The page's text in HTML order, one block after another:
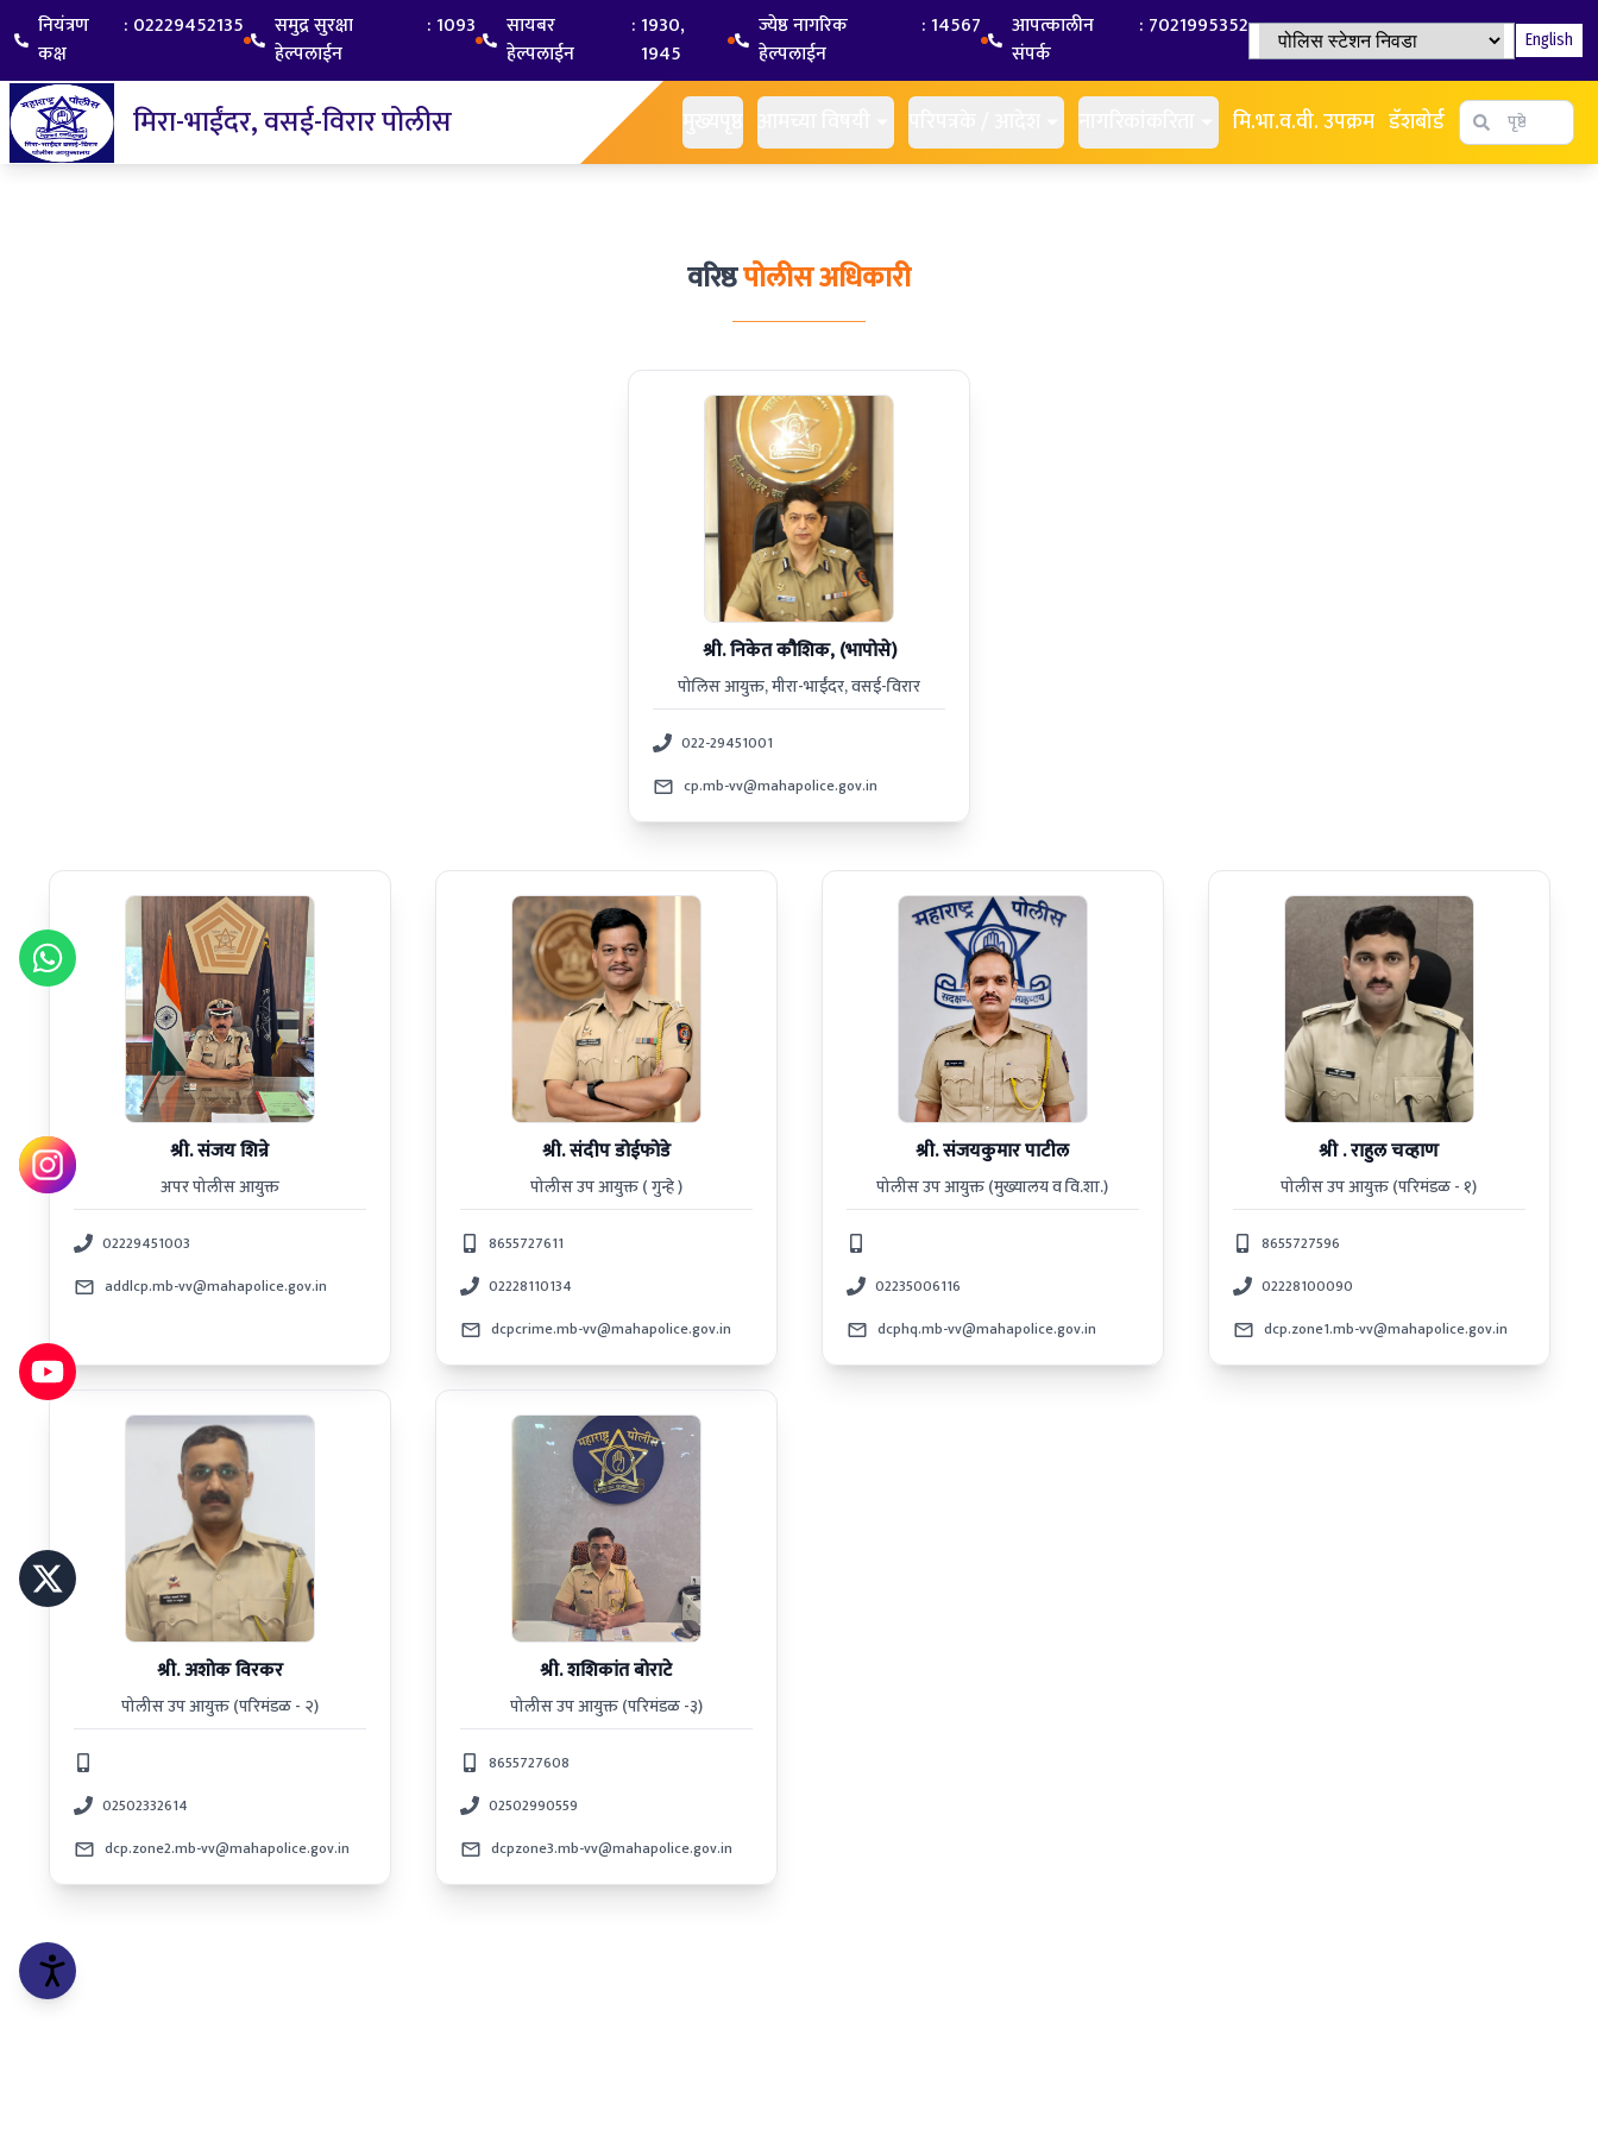
नियंत्रण
कक्ष
: 02229452135
समुद्र सुरक्षा
हेल्पलाईन
: 1093
सायबर
हेल्पलाईन
: 1930,
1945
ज्येष्ठ नागरिक
हेल्पलाईन
: 14567
आपत्कालीन
संपर्क
: 7021995352
पोलिस स्टेशन निवडा
English
मिरा-भाईंदर, वसई-विरार पोलीस मि.भा.व.वी. उपक्रम डॅशबोर्ड
वरिष्ठपोलीस अधिकारी
श्री. निकेत कौशिक, (भापोसे)
पोलिस आयुक्त, मीरा-भाईंदर, वसई-विरार
022-29451001
cp.mb-vv@mahapolice.gov.in
श्री. संजय शिन्रे
अपर पोलीस आयुक्त
02229451003
addlcp.mb-vv@mahapolice.gov.in
श्री. संदीप डोईफोडे
पोलीस उप आयुक्त ( गुन्हे )
8655727611
02228110134
dcpcrime.mb-vv@mahapolice.gov.in
श्री. संजयकुमार पाटील
पोलीस उप आयुक्त (मुख्यालय व वि.शा.)
02235006116
dcphq.mb-vv@mahapolice.gov.in
श्री . राहुल चव्हाण
पोलीस उप आयुक्त (परिमंडळ - १)
8655727596
02228100090
dcp.zone1.mb-vv@mahapolice.gov.in
श्री. अशोक विरकर
पोलीस उप आयुक्त (परिमंडळ - २)
02502332614
dcp.zone2.mb-vv@mahapolice.gov.in
श्री. शशिकांत बोराटे
पोलीस उप आयुक्त (परिमंडळ -३)
8655727608
02502990559
dcpzone3.mb-vv@mahapolice.gov.in